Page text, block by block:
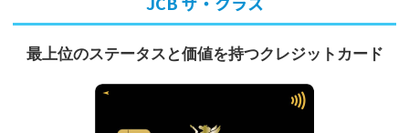
最上位のステータスと価値を持つクレジットカード